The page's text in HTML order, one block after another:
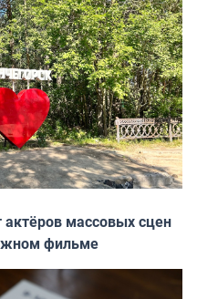
массовых сцен
фильме